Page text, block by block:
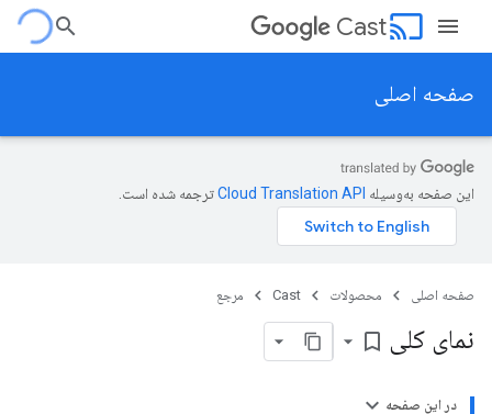
cast
Cast
صفحه اصلی
این صفحه به‌وسیله ترجمه شده است.
صفحه اصلی محصولات Cast مرجع
نمای کلی bookmark_border
در این صفحه